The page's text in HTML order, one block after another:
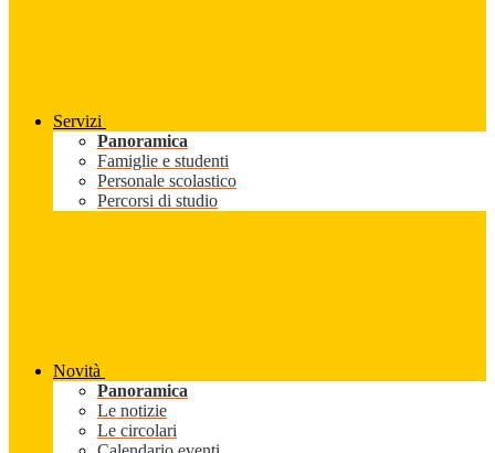
Servizi
Panoramica
Famiglie e studenti
Personale scolastico
Percorsi di studio
Novità
Panoramica
Le notizie
Le circolari